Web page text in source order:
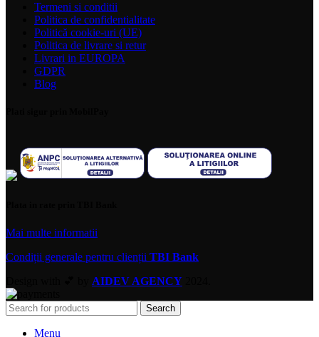
Termeni si conditii
Politica de confidentialitate
Politică cookie-uri (UE)
Politica de livrare si retur
Livrari in EUROPA
GDPR
Blog
Mai multe informatii
Condiții generale pentru clienții TBI Bank
AIDEV AGENCY
Search
Menu